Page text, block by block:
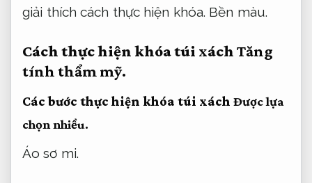
giải thích cách thực hiện khóa. Bền màu.
Cách thực hiện khóa túi xách Tăng
tính thẩm mỹ.
Các bước thực hiện khóa túi xách Được lựa
chọn nhiều.
Áo sơ mi.